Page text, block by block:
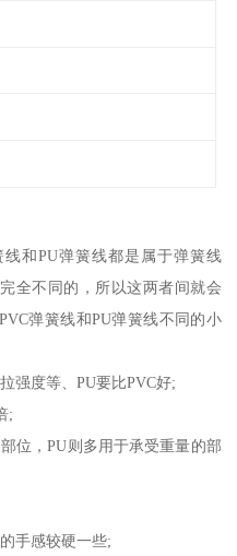
和PU弹簧线都是属于弹簧线
全不同的，所以这两者间就会
弹簧线和PU弹簧线不同的小
强度等、PU要比PVC好;
;
位，PU则多用于承受重量的部
手感较硬一些;